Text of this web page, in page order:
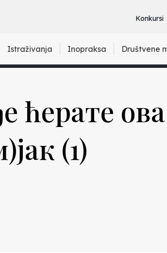
Konkursi
Istraživanja Inopraksa Društvene
ћерате
(1)